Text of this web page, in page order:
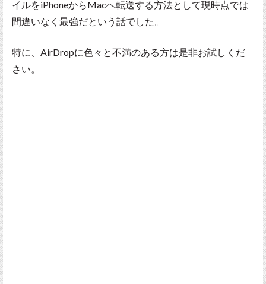
イルをiPhoneからMacへ転送する方法として現時点では
間違いなく最強だという話でした。
特に、AirDropに色々と不満のある方は是非お試しくだ
さい。